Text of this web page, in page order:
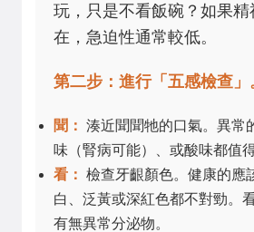
玩，只是不看飯碗？如果精
在，急迫性通常較低。
第二步：進行「五感檢查」
聞： 湊近聞聞牠的口氣。異常
味（腎病可能）、或酸味都值得
看： 檢查牙齦顏色。健康的應
白、泛黃或深紅色都不對勁。
有無異常分泌物。